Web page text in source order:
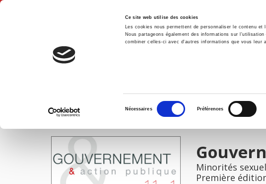
Ce site web utilise des cookies
Les cookies nous permettent de personnaliser le contenu
Nous partageons également des informations sur
combiner celles-ci avec d'autres informations que vous
consentement
Nécessaires Préférences
Accueil
IMAGES
Minorités
Première